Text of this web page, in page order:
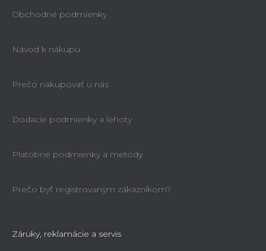
Obchodné podmienky
Návod k nákupu
Prečo nakupovať u nás
Dodacie podmienky a lehoty
Platobné podmienky a metódy
Prečo byť registrovaným zákazníkom?
Záruky, reklamácie a servis